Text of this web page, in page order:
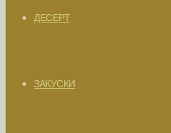
ДЕСЕРТ
ЗАКУСКИ